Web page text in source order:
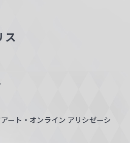
ス
ート・オンライン アリシゼーシ